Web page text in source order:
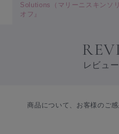
Solutions（マリーニスキンソ
オフ』
レビュ
商品について、お客様のご